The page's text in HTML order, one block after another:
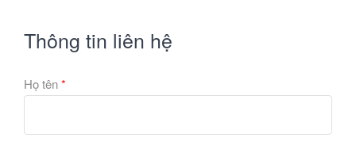
Thông tin liên hệ
Họ tên*